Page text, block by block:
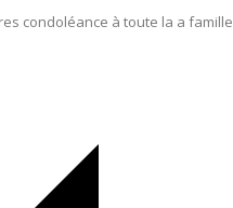
condoléance à toute la a famille